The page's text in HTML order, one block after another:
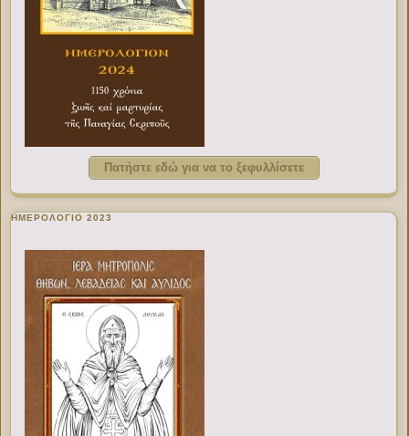
Πατήστε εδώ για να το ξεφυλλίσετε
ΗΜΕΡΟΛΟΓΙΟ 2023